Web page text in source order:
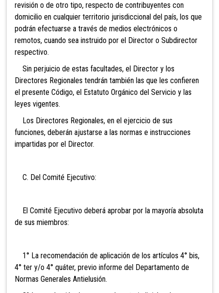
revisión o de otro tipo, respecto de contribuyentes con
domicilio en cualquier territorio jurisdiccional del país, los que
podrán efectuarse a través de medios electrónicos o
remotos, cuando sea instruido por el Director o Subdirector
respectivo.
Sin perjuicio de estas facultades, el Director y los
Directores Regionales tendrán también las que les confieren
el presente Código, el Estatuto Orgánico del Servicio y las
leyes vigentes.
Los Directores Regionales, en el ejercicio de sus
funciones, deberán ajustarse a las normas e instrucciones
impartidas por el Director.
C. Del Comité Ejecutivo:
El Comité Ejecutivo deberá aprobar por la mayoría absoluta
de sus miembros:
1° La recomendación de aplicación de los artículos 4° bis,
4° ter y/o 4° quáter, previo informe del Departamento de
Normas Generales Antielusión.